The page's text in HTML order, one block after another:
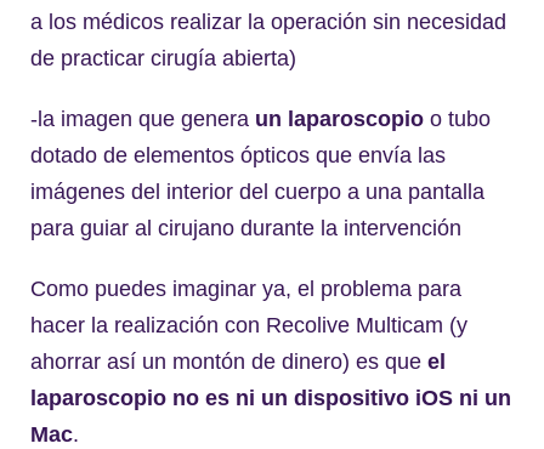
a los médicos realizar la operación sin necesidad
de practicar cirugía abierta)
-la imagen que genera un laparoscopio o tubo
dotado de elementos ópticos que envía las
imágenes del interior del cuerpo a una pantalla
para guiar al cirujano durante la intervención
Como puedes imaginar ya, el problema para
hacer la realización con Recolive Multicam (y
ahorrar así un montón de dinero) es que el
laparoscopio no es ni un dispositivo iOS ni un
Mac.